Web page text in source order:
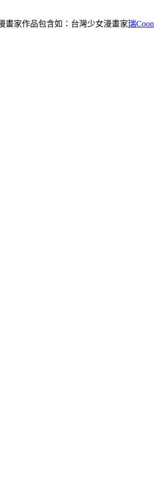
畫家作品包含如：台灣少女漫畫家瑞Coon